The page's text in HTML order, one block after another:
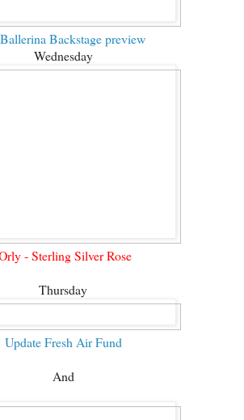
Backstage preview
Wednesday
- Sterling Silver Rose
Thursday
Update Fresh Air Fund
And